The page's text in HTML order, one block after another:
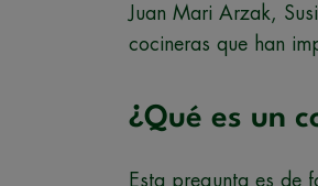
Juan Mari Arzak,
cocineras que han
¿Qué es un
Esta pregunta es de